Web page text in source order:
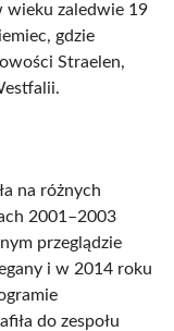
wieku zaledwie 19
gdzie
Straelen,
na różnych
2001–2003
przeglądzie
i w 2014 roku
do zespołu